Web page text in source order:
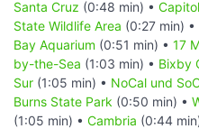
Santa Cruz (0:48 min) •
State Wildlife Area (0:27 min) •
Bay Aquarium (0:51 min) • 17
by-the-Sea (1:03 min) • Bixby
Sur (1:05 min) • NoCal und
Burns State Park (0:50 min) •
(1:05 min) • Cambria (0:44